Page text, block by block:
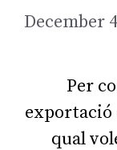
December
Per
exportació
qual